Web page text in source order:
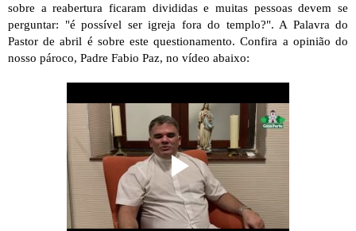
sobre a reabertura ficaram divididas e muitas pessoas devem se
perguntar: "é possível ser igreja fora do templo?". A Palavra do
Pastor de abril é sobre este questionamento. Confira a opinião do
nosso pároco, Padre Fabio Paz, no vídeo abaixo: